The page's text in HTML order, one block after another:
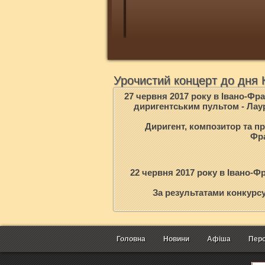
Урочистий концерт до дня
27 червня 2017 року в Івано-
диригентським пультом -
Диригент, композитор та
22 червня 2017 року в Івано-
За результатами
Головна Новини Афіша